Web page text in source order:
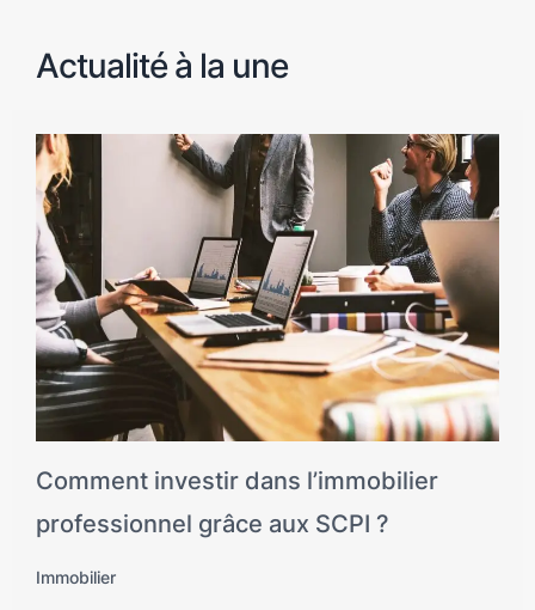
Actualité à la une
Comment investir dans l’immobilier
professionnel grâce aux SCPI ?
Immobilier